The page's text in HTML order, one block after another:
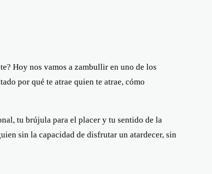
Hoy nos vamos a zambullir en uno de los
por qué te atrae quien te atrae, cómo
tu brújula para el placer y tu sentido de la
sin la capacidad de disfrutar un atardecer, sin